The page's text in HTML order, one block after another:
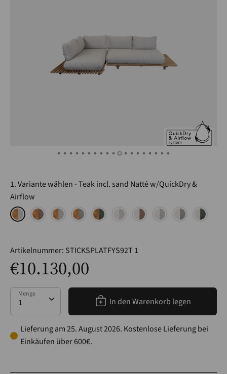
1. Variante wählen Teak incl. sand Natté w/QuickDry &
Airflow
Airflow& Airflow
Artikelnummer: STICKSPLATFYS92T 1
€10.130,00
Menge
Menge
In den Warenkorb legen
Lieferung am 25. August 2026. Kostenlose Lieferung bei
Einkäufen über 600€.